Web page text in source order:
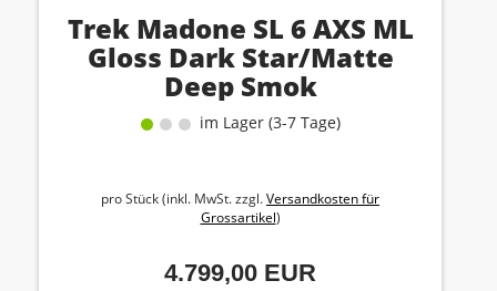
Trek Madone SL 6 AXS ML
Gloss Dark Star/Matte
Deep Smok
im Lager (3-7 Tage)
pro Stück (inkl. MwSt. zzgl.Versandkosten für
Grossartikel)
4.799,00 EUR